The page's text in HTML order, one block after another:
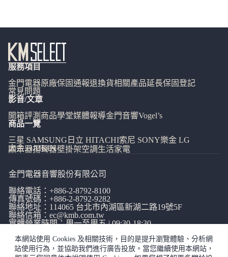
本網站使用 Cookies 及相關技術，目的是提升瀏覽體驗、分析網
站使用行為，並協助我們進行廣告投放。當您繼續使用本網站，
服務項目
金門電器原廠保固通報退換貨相關產品延長保固登記
常見問題
影音/文章
開箱評測 商品學堂媒體報導金門音響Vogel’s
商品一覽
三星 SAMSUNG 日立 HITACHI索尼 SONY樂金 LG
大金 DAIKIN
顯示器揚聲器壁掛架空調生活家電
金門電器音響股份有限公司
聯絡電話： +886-2-8792-8100
傳真號碼：+886-2-8792-9282
聯絡地址：114065 台北市內湖區新湖二路19號5F
聯絡信箱： ec@kmb.com.tw
實體營業時間：周一至周五 | 09:30-18:30